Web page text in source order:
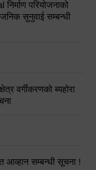
परियोजनाको
सुनुवाई सम्बन्धी
वर्गीकरणको ब्यहोरा
आव्हान सम्बन्धी सूचना !